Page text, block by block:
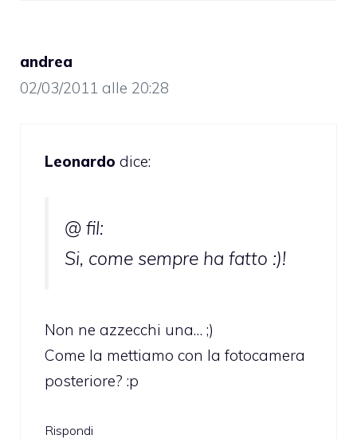
andrea
02/03/2011 alle 20:28
Leonardo dice:
@ fil:
Si, come sempre ha fatto :)!
Non ne azzecchi una… ;)
Come la mettiamo con la fotocamera
posteriore? :p
Rispondi